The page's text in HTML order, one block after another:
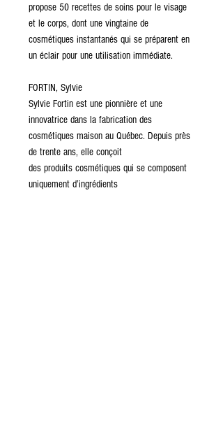
propose 50 recettes de soins pour le visage
et le corps, dont une vingtaine de
cosmétiques instantanés qui se préparent en
un éclair pour une utilisation immédiate.
FORTIN, Sylvie
Sylvie Fortin est une pionnière et une
innovatrice dans la fabrication des
cosmétiques maison au Québec. Depuis près
de trente ans, elle conçoit
des produits cosmétiques qui se composent
uniquement d’ingrédients